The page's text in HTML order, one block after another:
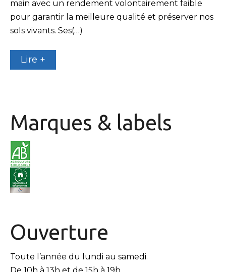
main avec un rendement volontairement faible
pour garantir la meilleure qualité et préserver nos
sols vivants. Ses(…)
Lire +
Marques & labels
Ouverture
Toute l’année du lundi au samedi.